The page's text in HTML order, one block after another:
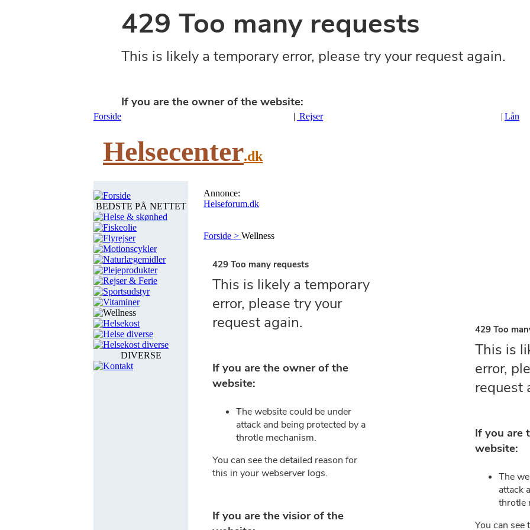
Forside | Rejser | Lån
Helsecenter.dk
Forside
BEDSTE PÅ NETTET
Helse & skønhed
Fiskeolie
Flyrejser
Motionscykler
Naturlægemidler
Plejeprodukter
Rejser & Ferie
Sportsudstyr
Vitaminer
Wellness
Helsekost
Helse diverse
Helsekost diverse
DIVERSE
Kontakt
Annonce:
Helseforum.dk
Forside > Wellness